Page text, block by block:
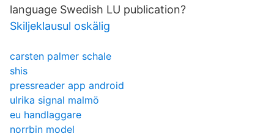
language Swedish LU publication?
Skiljeklausul oskälig
carsten palmer schale
shis
pressreader app android
ulrika signal malmö
eu handlaggare
norrbin model